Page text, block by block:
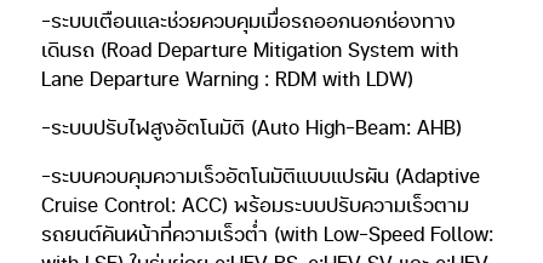
-ระบบเตือนและช่วยควบคุมเมื่อรถออกนอกช่องทาง
เดินรถ (Road Departure Mitigation System with
Lane Departure Warning : RDM with LDW)
-ระบบปรับไฟสูงอัตโนมัติ (Auto High-Beam: AHB)
-ระบบควบคุมความเร็วอัตโนมัติแบบแปรผัน (Adaptive
Cruise Control: ACC) พร้อมระบบปรับความเร็วตาม
รถยนต์คันหน้าที่ความเร็วต่ำ (with Low-Speed Follow: